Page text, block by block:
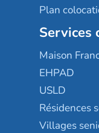
Plan
Services
Maison
EHPAD
USLD
Résidences
Villages